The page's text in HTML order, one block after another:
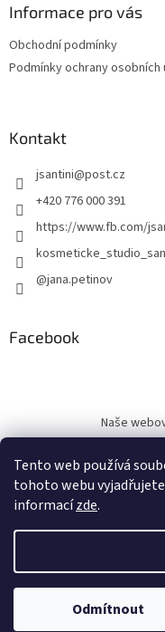
Tento web používá
tohoto webu
informacízde.
Odmítnout
Informace pro vás
Obchodní podmínky
Podmínky ochrany osobních
Kontakt
jsantini@post.cz
+420 776 000 391
https://www.fb.com/
@jana.petinov
Facebook
Naše
Copyright 2026